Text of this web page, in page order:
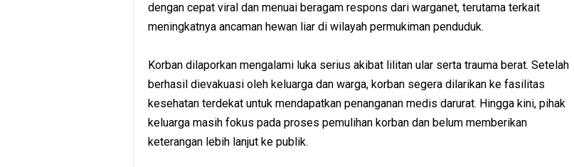
dengan cepat viral dan menuai beragam respons dari warganet, terutama terkait
meningkatnya ancaman hewan liar di wilayah permukiman penduduk.
Korban dilaporkan mengalami luka serius akibat lilitan ular serta trauma berat. Setelah
berhasil dievakuasi oleh keluarga dan warga, korban segera dilarikan ke fasilitas
kesehatan terdekat untuk mendapatkan penanganan medis darurat. Hingga kini, pihak
keluarga masih fokus pada proses pemulihan korban dan belum memberikan
keterangan lebih lanjut ke publik.